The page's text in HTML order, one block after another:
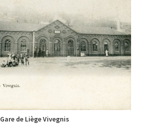
Gare de Liège Vivegnis